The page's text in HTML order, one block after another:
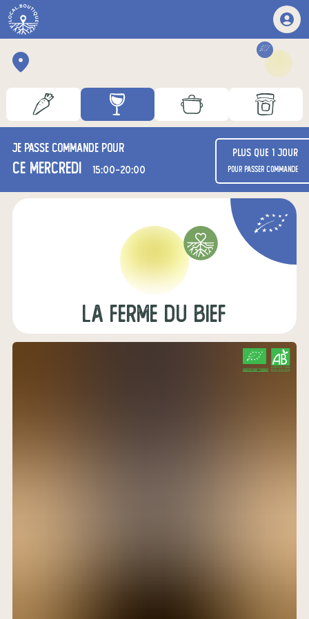
Je passe commande pour
ce mercredi 15:00-20:00
Plus que 1 jour
pour passer commande
La Ferme du Bief
CERTIFIÉ PAR FR-BIO-01
AGRICULTURE FRANCE